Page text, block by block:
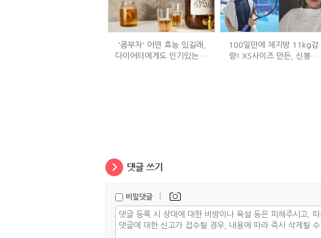
'콤부차' 어떤 효능 있길래,
다이어터에게도 인기있는 걸
100일만에 체지방 11kg감
량! XS사이즈 만든, 신봉선
비밀댓글 |